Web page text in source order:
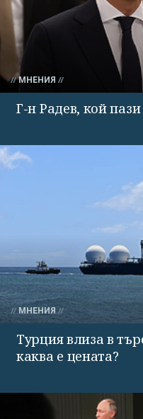
МНЕНИЯ
Г-н Радев, кой
МНЕНИЯ
Турция влиза в
каква е цената?